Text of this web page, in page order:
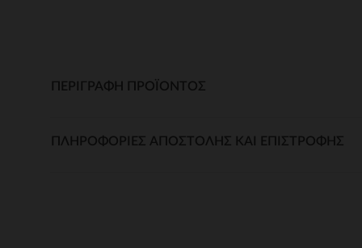
ΠΕΡΙΓΡΑΦΉ ΠΡΟΪΌΝΤΟΣ
ΠΛΗΡΟΦΟΡΊΕΣ ΑΠΟΣΤΟΛΉΣ ΚΑΙ ΕΠΙΣΤΡΟΦΉΣ